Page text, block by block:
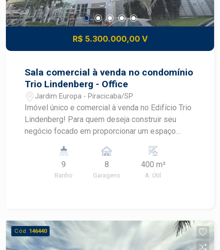
R$ 5.300.000,00 V
Sala comercial à venda no condomínio
Trio Lindenberg - Office
Jardim Europa - Piracicaba/SP
Imóvel único e comercial à venda no Edifício Trio
Lindenberg! Para quem deseja construir seu
negócio focado em proporcionar um espaço
funcional, esta meia laje funciona perfeitamente,
possibilitando uma adaptação de layout
inteligente. - 400m² de área útil; - 8 salas
próximo ao Clube de Campo e ao Centro; *
Projeto de segurança com blindagem Invista no
9
Banho
8
Garagens
400 m²
A. Útil
Cód. 146440